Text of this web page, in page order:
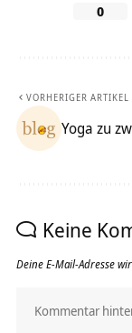
0
VORHERIGER ARTIKEL
Yoga zu
Keine
Deine E-Mail-Adresse